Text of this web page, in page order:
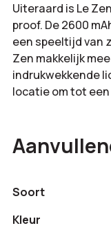
Uiteraard is Le
proof. De 2600
een speeltijd van
Zen makkelijk
indrukwekkende
locatie om tot
Soort
Kleur